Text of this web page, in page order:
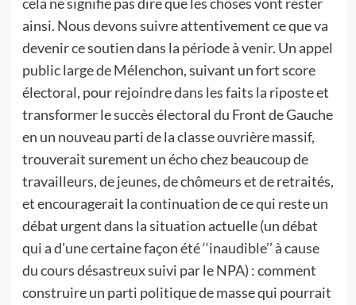
ainsi. Nous devons suivre attentivement ce que va
devenir ce soutien dans la période à venir. Un appel
public large de Mélenchon, suivant un fort score
électoral, pour rejoindre dans les faits la riposte et
transformer le succès électoral du Front de Gauche
en un nouveau parti de la classe ouvrière massif,
trouverait surement un écho chez beaucoup de
travailleurs, de jeunes, de chômeurs et de retraités,
et encouragerait la continuation de ce qui reste un
débat urgent dans la situation actuelle (un débat
qui a d’une certaine façon été ‘‘inaudible’’ à cause
du cours désastreux suivi par le NPA) : comment
construire un parti politique de masse qui pourrait